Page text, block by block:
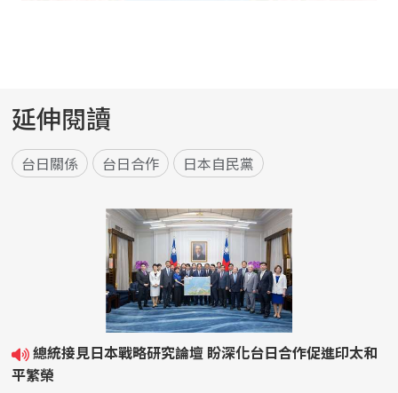
延伸閱讀
台日關係 台日合作 日本自民黨
總統接見日本戰略研究論壇 盼深化台日合作促進印太和
平繁榮